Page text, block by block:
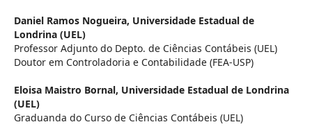
Daniel Ramos Nogueira, Universidade Estadual de
Londrina (UEL)
Professor Adjunto do Depto. de Ciências Contábeis (UEL)
Doutor em Controladoria e Contabilidade (FEA-USP)
Eloisa Maistro Bornal, Universidade Estadual de Londrina
(UEL)
Graduanda do Curso de Ciências Contábeis (UEL)